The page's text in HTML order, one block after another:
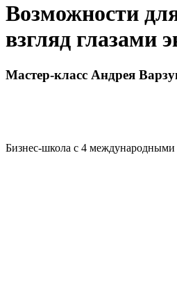
Возможности
взгляд глазами
Мастер-класс Андрея
Бизнес-школа с 4 международными